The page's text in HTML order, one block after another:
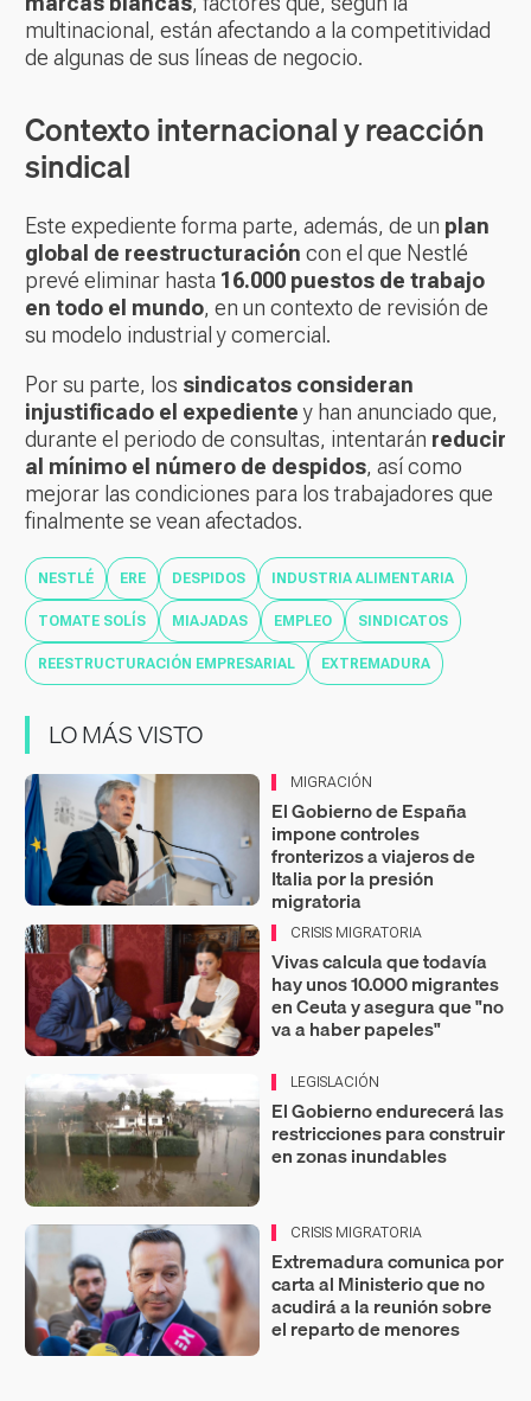
multinacional, están afectando a la competitividad
de algunas de sus líneas de negocio.
Contexto internacional y reacción
sindical
Este expediente forma parte, además, de un plan
global de reestructuración con el que Nestlé
prevé eliminar hasta 16.000 puestos de trabajo
en todo el mundo, en un contexto de revisión de
su modelo industrial y comercial.
Por su parte, los sindicatos consideran
injustificado el expedientey han anunciado que,
durante el periodo de consultas, intentarán reducir
al mínimo el número de despidos, así como
mejorar las condiciones para los trabajadores que
finalmente se vean afectados.
NESTLÉ ERE DESPIDOS INDUSTRIA ALIMENTARIA
TOMATE SOLÍS MIAJADAS EMPLEO SINDICATOS
REESTRUCTURACIÓN EMPRESARIAL EXTREMADURA
LO MÁS VISTO
MIGRACIÓN
El Gobierno de España
impone controles
fronterizos a viajeros de
Italia por la presión
migratoria
CRISIS MIGRATORIA
Vivas calcula que todavía
hay unos 10.000 migrantes
en Ceuta y asegura que "no
va a haber papeles"
LEGISLACIÓN
El Gobierno endurecerá las
restricciones para construir
en zonas inundables
CRISIS MIGRATORIA
Extremadura comunica por
carta al Ministerio que no
acudirá a la reunión sobre
el reparto de menores